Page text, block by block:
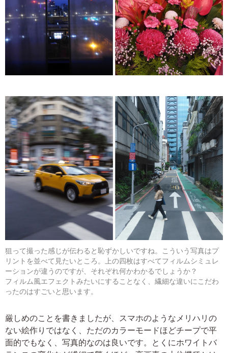
狙って撮った感じが伝わると恥ずかしいですね。こういう写真はプ
リントを並べて見たいところ。上の四枚はすべてフィルムシミュレ
ーションが違うのですが、それぞれ何かわかるでしょうか？
フィルム風エフェクトみたいにすることなく、繊細な違いにこだわ
ったのはすごいと思います。
厳しめのことを書きましたが、スマホのようなメリハリの
ない絵作りではなく、ただのカラーモードほどチープで平
面的でもなく、写真的なのは良いです。とくにホワイトバ